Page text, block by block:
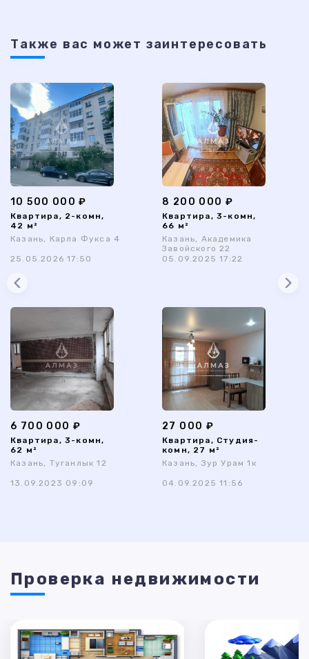
Также ваc может заинтересовать
10 500 000 ₽
Квартира, 2-комн,
42 м²
Казань, Карла Фукса 4
25.05.2026 17:50
8 200 000 ₽
Квартира, 3-комн,
66 м²
Казань, Академика
Завойского 22
05.09.2025 17:22
6 700 000 ₽
Квартира, 3-комн,
62 м²
Казань, Туганлык 12
13.09.2023 09:09
27 000 ₽
Квартира, Студия-
комн, 27 м²
Казань, Зур Урам 1к
04.09.2025 11:56
Проверка недвижимости